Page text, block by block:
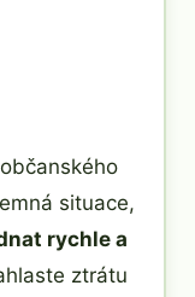
situace,
rychle a
ztrátu